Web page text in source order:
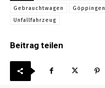
Gebrauchtwagen
Göppingen
Unfallfahrzeug
Beitrag teilen